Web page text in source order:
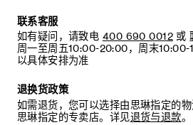
联系客服
如有疑问，请致电 400 690 0012 或
周一至周五10:00-20:00，周末10:00-
以具体安排为准
退换货政策
如需退货，您可以选择由思琳指定的
思琳指定的专卖店。详见退货与退款。